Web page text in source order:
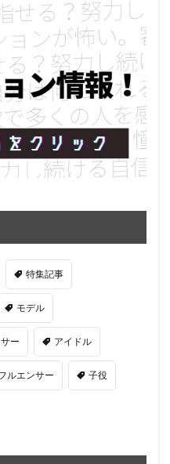
特集記事
モデル
ー アイドル
ルエンサー 子役